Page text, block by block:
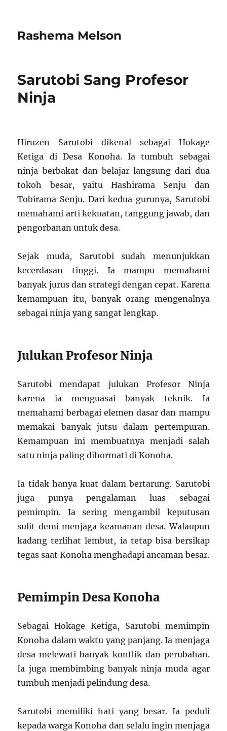
Rashema Melson
Sarutobi Sang Profesor
Ninja
Hiruzen Sarutobi dikenal sebagai Hokage
Ketiga di Desa Konoha. Ia tumbuh sebagai
ninja berbakat dan belajar langsung dari dua
tokoh besar, yaitu Hashirama Senju dan
Tobirama Senju. Dari kedua gurunya, Sarutobi
memahami arti kekuatan, tanggung jawab, dan
pengorbanan untuk desa.
Sejak muda, Sarutobi sudah menunjukkan
kecerdasan tinggi. Ia mampu memahami
banyak jurus dan strategi dengan cepat. Karena
kemampuan itu, banyak orang mengenalnya
sebagai ninja yang sangat lengkap.
Julukan Profesor Ninja
Sarutobi mendapat julukan Profesor Ninja
karena ia menguasai banyak teknik. Ia
memahami berbagai elemen dasar dan mampu
memakai banyak jutsu dalam pertempuran.
Kemampuan ini membuatnya menjadi salah
satu ninja paling dihormati di Konoha.
Ia tidak hanya kuat dalam bertarung. Sarutobi
juga punya pengalaman luas sebagai
pemimpin. Ia sering mengambil keputusan
sulit demi menjaga keamanan desa. Walaupun
kadang terlihat lembut, ia tetap bisa bersikap
tegas saat Konoha menghadapi ancaman besar.
Pemimpin Desa Konoha
Sebagai Hokage Ketiga, Sarutobi memimpin
Konoha dalam waktu yang panjang. Ia menjaga
desa melewati banyak konflik dan perubahan.
Ia juga membimbing banyak ninja muda agar
tumbuh menjadi pelindung desa.
Sarutobi memiliki hati yang besar. Ia peduli
kepada warga Konoha dan selalu ingin menjaga